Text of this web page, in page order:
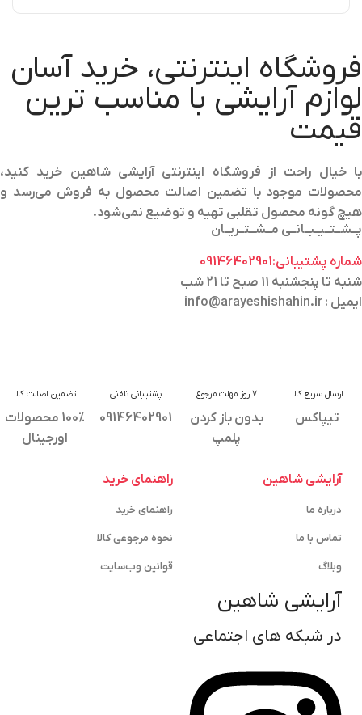
فروشگاه اینترنتی، خرید آسان
لوازم آرایشی با مناسب ترین
قیمت
با خیال راحت از فروشگاه اینترنتی آرایشی شاهین خرید کنید،
محصولات موجود با تضمین اصالت محصول به فروش می‌رسد و
هیچ گونه محصول تقلبی تهیه و توضیع نمی‌شود.
پــشــتــیــبــانــی مــشــتــریــان
شماره پشتیبانی:09146402901
شنبه تا پنجشنبه 11 صبح تا 21 شب
ایمیل : info@arayeshishahin.ir
ارسال سریع کالا
تیپاکس
7 روز مهلت مرجوع
بدون باز کردن
پلمپ
پشتیبانی تلفنی
09146402901
تضمین اصالت کالا
100% محصولات
اورجینال
آرایشی شاهین
درباره ما
تماس با ما
وبلاگ
آرایشی شاهین
در شبکه های اجتماعی
راهنمای خرید
راهنمای خرید
نحوه مرجوعی کالا
قوانین وب‌سایت